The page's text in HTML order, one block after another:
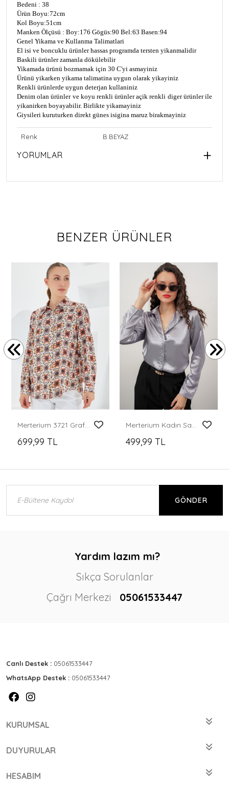
Bedeni : 38
Ürün Boyu:72cm
Kol Boyu:51cm
Manken Ölçüsü : Boy:176 Gögüs:90 Bel:63 Basen:94
Genel Yikama ve Kullanma Talimatlari
El isi ve boncuklu ürünler hassas programda tersten yikanmalidir
Baskili ürünler zamanla dökülebilir
Yikamada ürünü bozmamak için 30 C'yi asmayiniz
Ürünü yikarken yikama talimatina uygun olarak yikayiniz
Renkli ürünlerde uygun deterjan kullaniniz
Denim olan ürünler ve koyu renkli ürünler açik renkli diger ürünler ile
yikanirken boyayabilir. Birlikte yikamayiniz
Giysileri kuruturken direkt günes isigina maruz birakmayiniz
Renk B.BEYAZ
YORUMLAR
BENZER ÜRÜNLER
Merterium 3721 Grafik Desenli Gömlek - Turuncu
699,99 TL
Merterium Kadın Saten Gömlek Geniş Beden Aralığı - Gri
499,99 TL
GÖNDER
Yardım lazım mı?
Sıkça Sorulanlar
Çağrı Merkezi
05061533447
Canlı Destek : 05061533447
WhatsApp Destek : 05061533447
KURUMSAL
DUYURULAR
HESABIM